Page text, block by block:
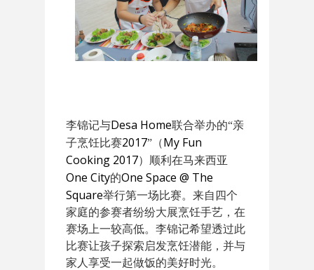
李锦记与Desa Home联合举办的“亲
子烹饪比赛2017” （My Fun
Cooking 2017）顺利在马来西亚
One City的One Space @ The
Square举行第一场比赛。来自四个
家庭的参赛者纷纷大展烹饪手艺，在
赛场上一较高低。李锦记希望透过此
比赛让孩子探索启发烹饪潜能，并与
家人享受一起做饭的美好时光。